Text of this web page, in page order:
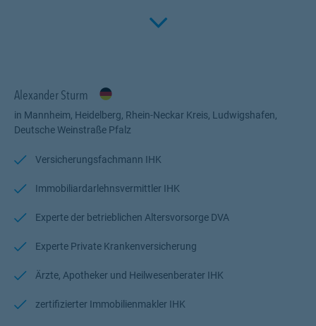
Fachwissen, meiner Begeisterung für alle Fragen rund um das
Click to
Alexander Sturm
in Mannheim, Heidelberg, Rhein-Neckar Kreis, Ludwigshafen,
Deutsche Weinstraße Pfalz
Versicherungsfachmann IHK
Immobiliardarlehnsvermittler IHK
Experte der betrieblichen Altersvorsorge DVA
Experte Private Krankenversicherung
Ärzte, Apotheker und Heilwesenberater IHK
zertifizierter Immobilienmakler IHK